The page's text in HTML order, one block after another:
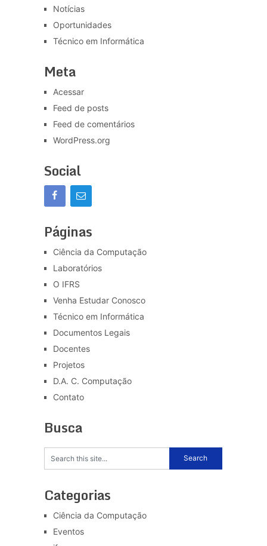
Notícias
Oportunidades
Técnico em Informática
Meta
Acessar
Feed de posts
Feed de comentários
WordPress.org
Social
Páginas
Ciência da Computação
Laboratórios
O IFRS
Venha Estudar Conosco
Técnico em Informática
Documentos Legais
Docentes
Projetos
D.A. C. Computação
Contato
Busca
Categorias
Ciência da Computação
Eventos